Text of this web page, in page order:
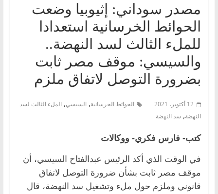
مصدر سوداني: إثيوبيا وضعت
الحوائط الخرسانية استعدادا
للملء الثالث لسد النهضة..
والسيسي: موقف مصر ثابت
بضرورة التوصل لاتفاق ملزم
12 أكتوبر، 2021 الحوائط الخرسانية, السيسي, الملء الثالث لسد
النهضة, سد النهضة
كتب- فارس فكري- ووكالات
في الوقت الذي أكد الرئيس عبدالفتاح السيسي، أن
موقف مصر ثابت بشأن ضرورة التوصل لاتفاق
قانوني وملزم حول ملء وتشغيل سد النهضة، قال